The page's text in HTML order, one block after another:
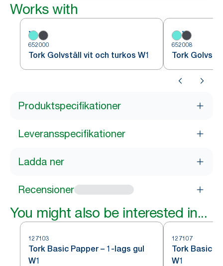
Works with
652000
Tork Golvställ vit och turkos W1
652008
Tork
Produktspecifikationer
Leveransspecifikationer
Ladda ner
Recensioner
You might also be interested in...
127103
Tork Basic Papper – 1-lags gul
W1
127107
Tork Basic
W1